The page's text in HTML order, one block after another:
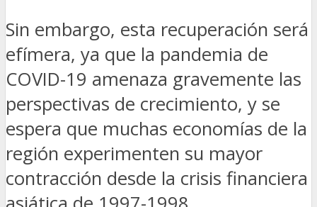
Sin embargo, esta recuperación será
efímera, ya que la pandemia de
COVID-19 amenaza gravemente las
perspectivas de crecimiento, y se
espera que muchas economías de la
región experimenten su mayor
contracción desde la crisis financiera